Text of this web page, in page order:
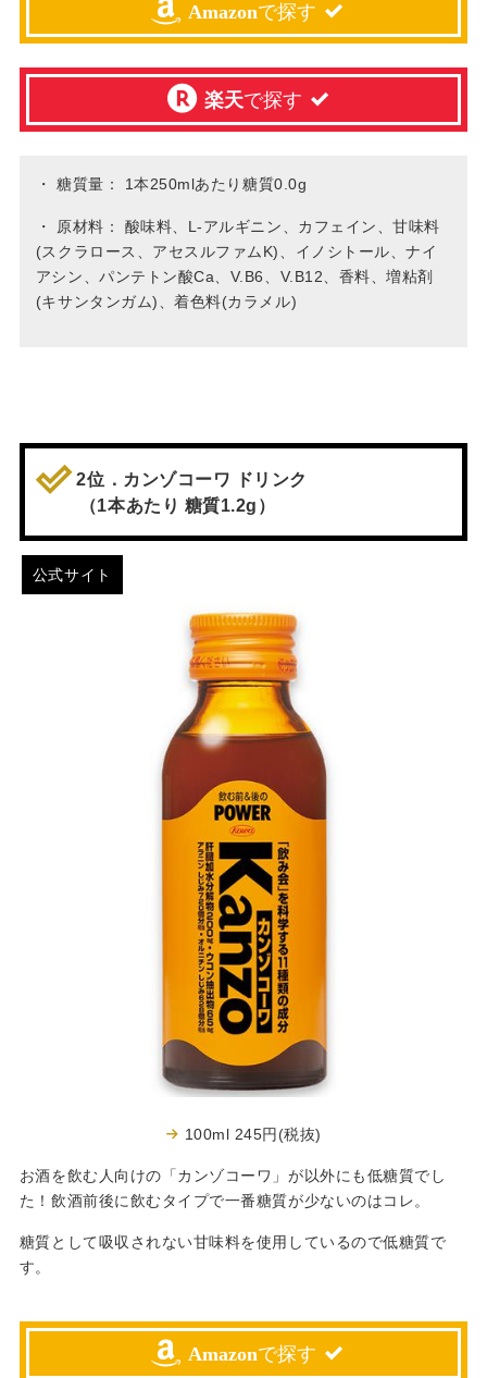
Amazonで探す
楽天で探す
・ 糖質量： 1本250mlあたり糖質0.0g
・
原材料： 酸味料、L-アルギニン、カフェイン、甘味料
(スクラロース、アセスルファムK)、イノシトール、ナイ
アシン、パンテトン酸Ca、V.B6、V.B12、香料、増粘剤
(キサンタンガム)、着色料(カラメル)
2位．カンゾコーワ ドリンク
（1本あたり 糖質1.2g）
公式サイト
100ml 245円(税抜)
お酒を飲む人向けの「カンゾコーワ」が以外にも低糖質でし
た！飲酒前後に飲むタイプで一番糖質が少ないのはコレ。
糖質として吸収されない甘味料を使用しているので低糖質で
す。
Amazonで探す